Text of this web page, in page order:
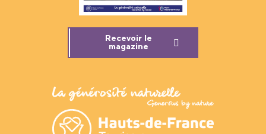
Recevoir le
magazine